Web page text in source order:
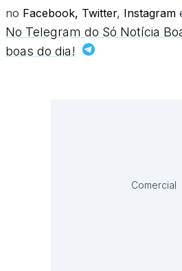
no Facebook, Twitter, Instagram
No Telegram do Só Notícia
boas do dia!
Comercial